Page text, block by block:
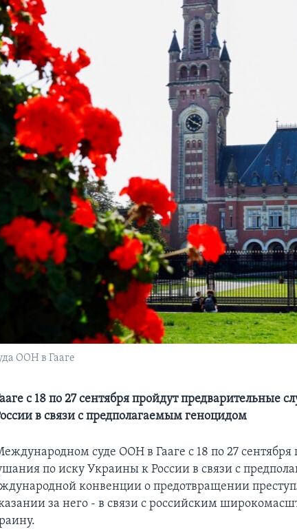
ООН в Гааге
с 18 по 27 сентября пройдут предварительные
в связи с предполагаемым геноцидом
суде ООН в Гааге с 18 по 27
по иску Украины к России в связи с
конвенции о предотвращении
за него - в связи с российским